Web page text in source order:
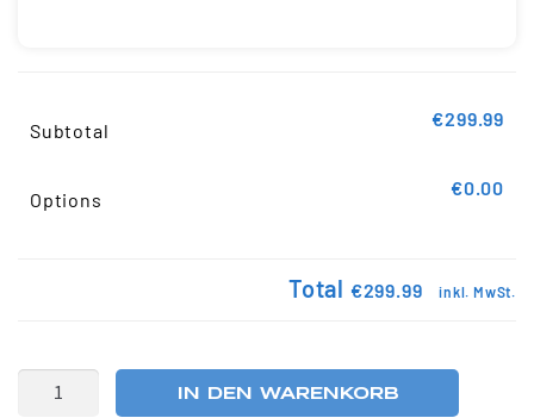
Subtotal
€299.99
Options
€0.00
Total €299.99 inkl. MwSt.
IN DEN WARENKORB